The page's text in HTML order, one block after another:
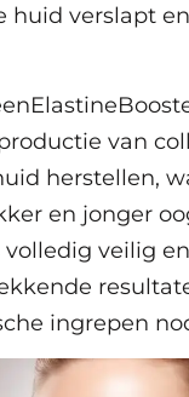
huid verslapt
van
herstellen,
en jonger
veilig
ingrepen